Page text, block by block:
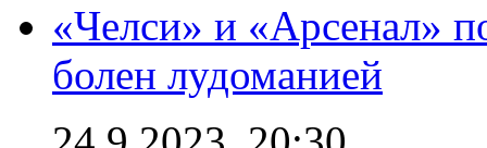
«Челси» и «Арсенал»
болен лудоманией